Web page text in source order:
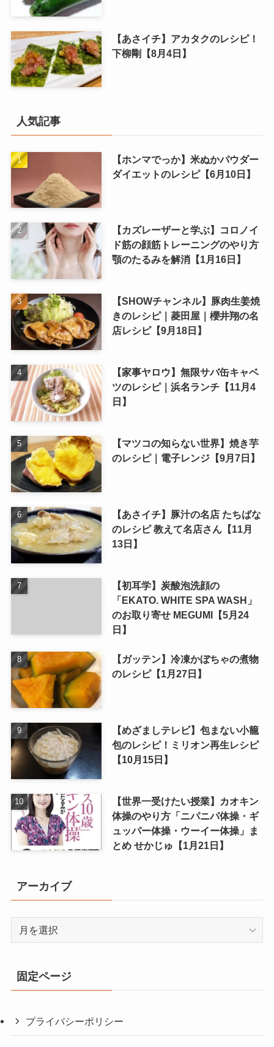
【あさイチ】アカタクのレシピ！
下柳剛【8月4日】
人気記事
【ホンマでっか】米ぬかパウダー
ダイエットのレシピ【6月10日】
【カズレーザーと学ぶ】コロノイ
ド筋の顔筋トレーニングのやり方
顎のたるみを解消【1月16日】
【SHOWチャンネル】豚肉生姜焼
きのレシピ｜菱田屋｜櫻井翔の名
店レシピ【9月18日】
【家事ヤロウ】無限サバ缶キャベ
ツのレシピ｜浜名ランチ【11月4
日】
【マツコの知らない世界】焼き芋
のレシピ｜電子レンジ【9月7日】
【あさイチ】豚汁の名店 たちばな
のレシピ 教えて名店さん【11月
13日】
【初耳学】炭酸泡洗顔の
「EKATO. WHITE SPA WASH」
のお取り寄せ MEGUMI【5月24
日】
【ガッテン】冷凍かぼちゃの煮物
のレシピ【1月27日】
【めざましテレビ】包まない小籠
包のレシピ！ミリオン再生レシピ
【10月15日】
【世界一受けたい授業】カオキン
体操のやり方「ニパニパ体操・ギ
ュッパー体操・ウーイー体操」ま
とめ せかじゅ【1月21日】
アーカイブ
イ
ブ
固定ページ
プライバシーポリシー